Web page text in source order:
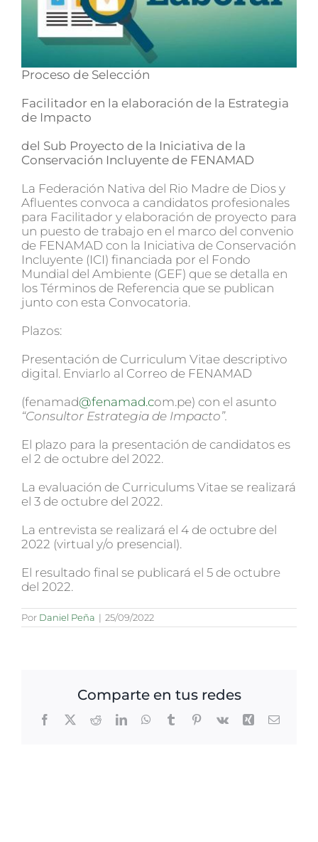
Proceso de Selección
Facilitador en la elaboración de la Estrategia
de Impacto
del Sub Proyecto de la Iniciativa de la
Conservación Incluyente de FENAMAD
La Federación Nativa del Rio Madre de Dios y
Afluentes convoca a candidatos profesionales
para Facilitador y elaboración de proyecto para
un puesto de trabajo en el marco del convenio
de FENAMAD con la Iniciativa de Conservación
Incluyente (ICI) financiada por el Fondo
Mundial del Ambiente (GEF) que se detalla en
los Términos de Referencia que se publican
junto con esta Convocatoria.
Plazos:
Presentación de Curriculum Vitae descriptivo
digital. Enviarlo al Correo de FENAMAD
(fenamad@fenamad.com.pe) con el asunto
“Consultor Estrategia de Impacto”.
El plazo para la presentación de candidatos es
el 2 de octubre del 2022.
La evaluación de Curriculums Vitae se realizará
el 3 de octubre del 2022.
La entrevista se realizará el 4 de octubre del
2022 (virtual y/o presencial).
El resultado final se publicará el 5 de octubre
del 2022.
Por Daniel Peña | 25/09/2022
Comparte en tus redes
Facebook
X RedditLinkedInWhatsApp
TumblrPinterest
Vk Xing Correo